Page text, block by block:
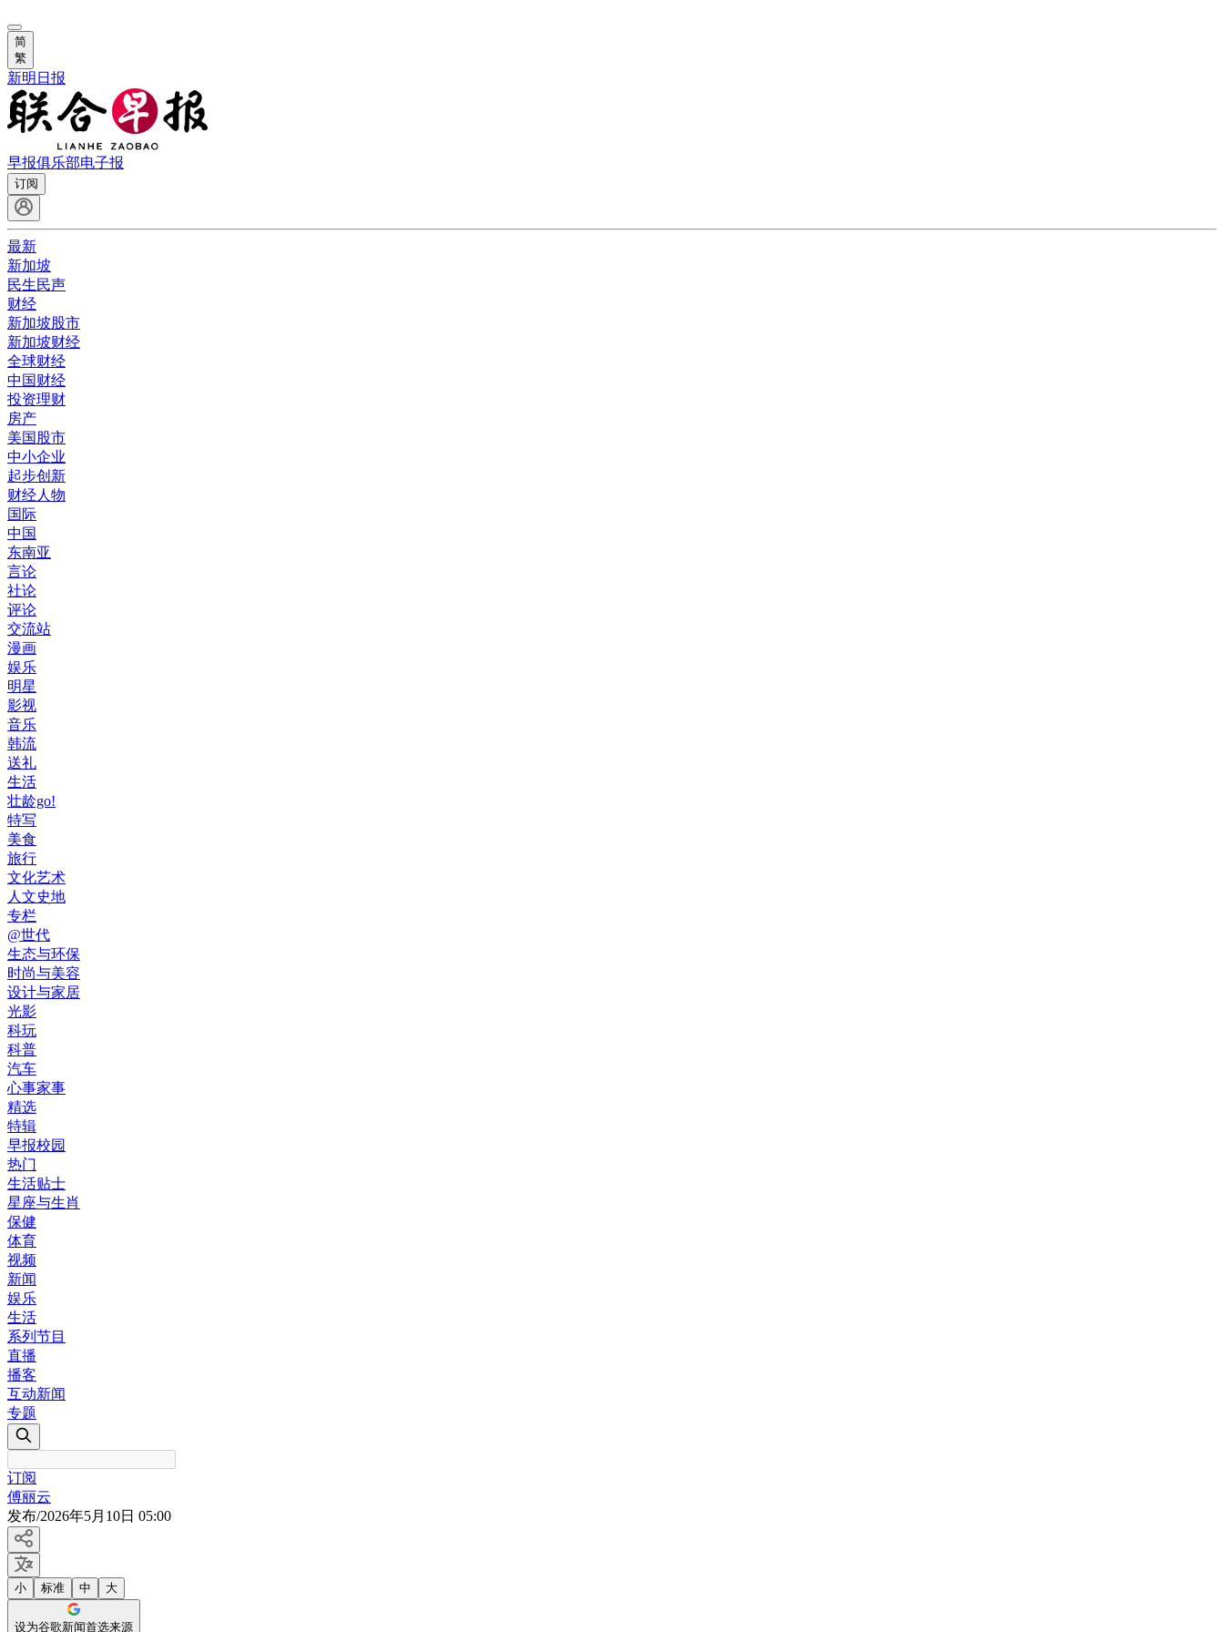
简
繁
新明日报
早报俱乐部电子报
订阅
最新
新加坡
民生民声
财经
新加坡股市
新加坡财经
全球财经
中国财经
投资理财
房产
美国股市
中小企业
起步创新
财经人物
国际
中国
东南亚
言论
社论
评论
交流站
漫画
娱乐
明星
影视
音乐
韩流
送礼
生活
壮龄go!
特写
美食
旅行
文化艺术
人文史地
专栏
@世代
生态与环保
时尚与美容
设计与家居
光影
科玩
科普
汽车
心事家事
精选
特辑
早报校园
热门
生活贴士
星座与生肖
保健
体育
视频
新闻
娱乐
生活
系列节目
直播
播客
互动新闻
专题
订阅
傅丽云
发布/2026年5月10日 05:00
小 标准 中 大
设为谷歌新闻首选来源